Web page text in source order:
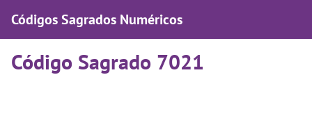
Códigos Sagrados Numéricos
Código Sagrado 7021